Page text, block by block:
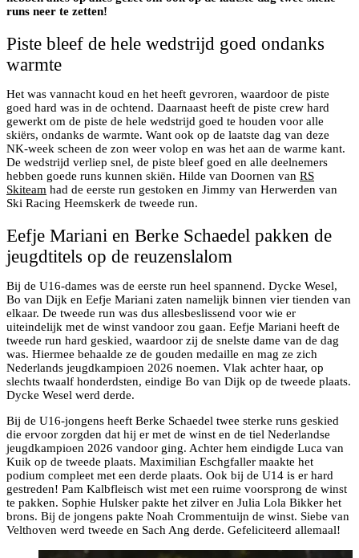
runs neer te zetten!
Piste bleef de hele wedstrijd goed ondanks
warmte
Het was vannacht koud en het heeft gevroren, waardoor de piste
goed hard was in de ochtend. Daarnaast heeft de piste crew hard
gewerkt om de piste de hele wedstrijd goed te houden voor alle
skiërs, ondanks de warmte. Want ook op de laatste dag van deze
NK-week scheen de zon weer volop en was het aan de warme kant.
De wedstrijd verliep snel, de piste bleef goed en alle deelnemers
hebben goede runs kunnen skiën. Hilde van Doornen van RS
Skiteam had de eerste run gestoken en Jimmy van Herwerden van
Ski Racing Heemskerk de tweede run.
Eefje Mariani en Berke Schaedel pakken de
jeugdtitels op de reuzenslalom
Bij de U16-dames was de eerste run heel spannend. Dycke Wesel,
Bo van Dijk en Eefje Mariani zaten namelijk binnen vier tienden van
elkaar. De tweede run was dus allesbeslissend voor wie er
uiteindelijk met de winst vandoor zou gaan. Eefje Mariani heeft de
tweede run hard geskied, waardoor zij de snelste dame van de dag
was. Hiermee behaalde ze de gouden medaille en mag ze zich
Nederlands jeugdkampioen 2026 noemen. Vlak achter haar, op
slechts twaalf honderdsten, eindige Bo van Dijk op de tweede plaats.
Dycke Wesel werd derde.
Bij de U16-jongens heeft Berke Schaedel twee sterke runs geskied
die ervoor zorgden dat hij er met de winst en de tiel Nederlandse
jeugdkampioen 2026 vandoor ging. Achter hem eindigde Luca van
Kuik op de tweede plaats. Maximilian Eschgfaller maakte het
podium compleet met een derde plaats. Ook bij de U14 is er hard
gestreden! Pam Kalbfleisch wist met een ruime voorsprong de winst
te pakken. Sophie Hulsker pakte het zilver en Julia Lola Bikker het
brons. Bij de jongens pakte Noah Crommentuijn de winst. Siebe van
Velthoven werd tweede en Sach Ang derde. Gefeliciteerd allemaal!